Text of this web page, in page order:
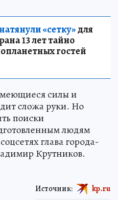
«сетку»для
13 лет тайно
гостей
силы и
сложа руки. Но
поиски
людям
глава города-
Крутников.
Источник: kp.ru